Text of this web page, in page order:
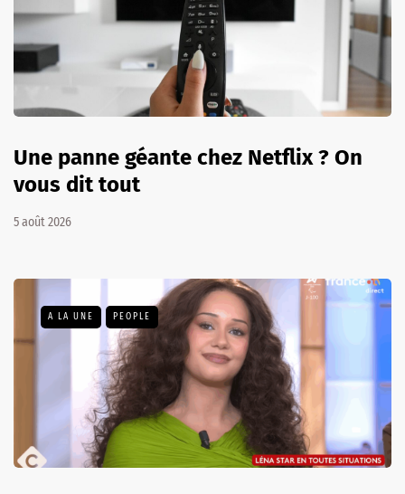
Une panne géante chez Netflix ? On
vous dit tout
5 août 2026
A LA UNE PEOPLE